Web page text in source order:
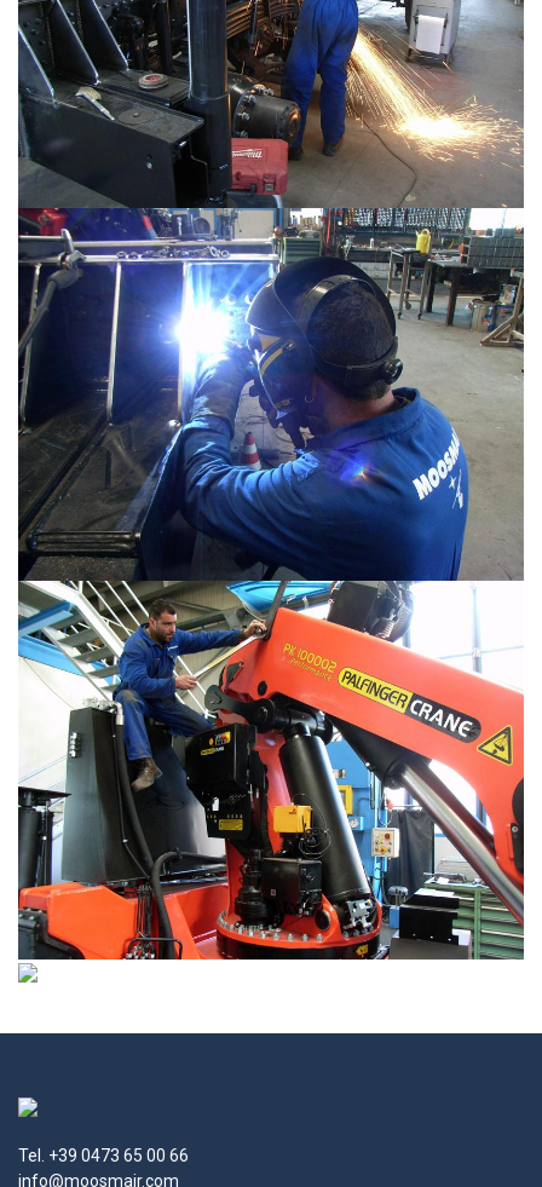
Tel. +39 0473 65 00 66
info@moosmair.com